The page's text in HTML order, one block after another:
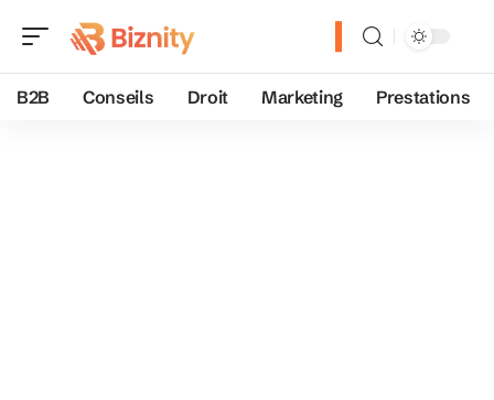
B2B Conseils Droit Marketing Prestations